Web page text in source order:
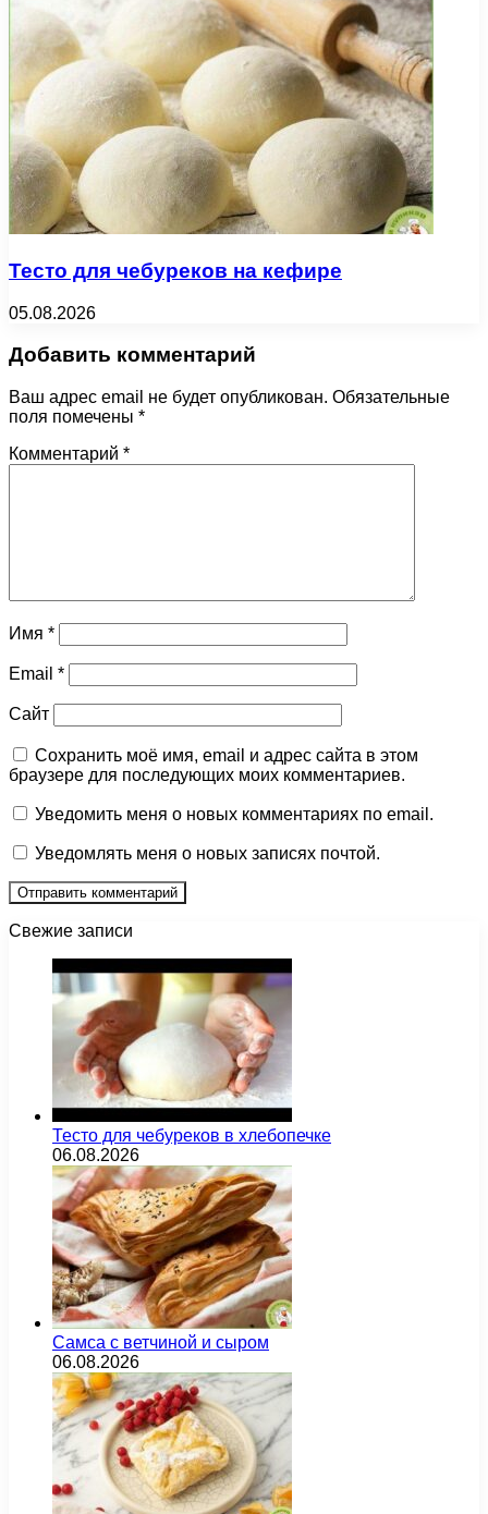
Тесто для чебуреков на кефире
05.08.2026
Добавить комментарий
Ваш адрес email не будет опубликован. Обязательные
поля помечены *
Комментарий *
Имя *
Email *
Сайт
Сохранить моё имя, email и адрес сайта в этом
браузере для последующих моих комментариев.
Уведомить меня о новых комментариях по email.
Уведомлять меня о новых записях почтой.
Свежие записи
Тесто для чебуреков в хлебопечке
06.08.2026
Самса с ветчиной и сыром
06.08.2026